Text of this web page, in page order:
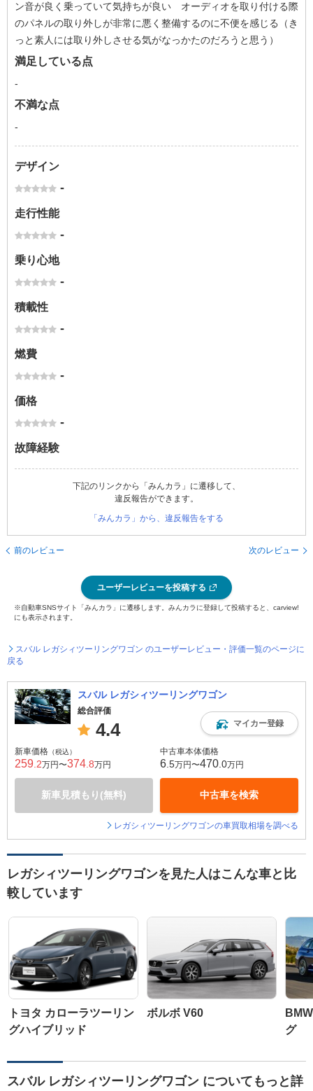
ン音が良く乗っていて気持ちが良い オーディオを取り付ける際
のパネルの取り外しが非常に悪く整備するのに不便を感じる（き
っと素人には取り外しさせる気がなっかたのだろうと思う）
満足している点
-
不満な点
-
デザイン
-
走行性能
-
乗り心地
-
積載性
-
燃費
-
価格
-
故障経験
下記のリンクから「みんカラ」に遷移して、
違反報告ができます。
「みんカラ」から、違反報告をする
前のレビュー 次のレビュー
ユーザーレビューを投稿する
※自動車SNSサイト「みんカラ」に遷移します。みんカラに登録して投稿すると、carview!
にも表示されます。
スバル レガシィツーリングワゴン のユーザーレビュー・評価一覧のページに
戻る
スバル レガシィツーリングワゴン
総合評価
4.4 マイカー登録
新車価格 （税込）
259 .2万円〜374 .8万円
新車見積もり(無料)
中古車本体価格
6 .5万円〜470 .0万円
中古車を検索
レガシィツーリングワゴンの車買取相場を調べる
レガシィツーリングワゴンを見た人はこんな車と比
較しています
トヨタ カローラツーリン
グハイブリッド
ボルボ V60
グ
スバル レガシィツーリングワゴン についてもっと詳